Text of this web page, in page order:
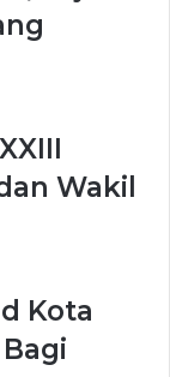
Wakil
Kota